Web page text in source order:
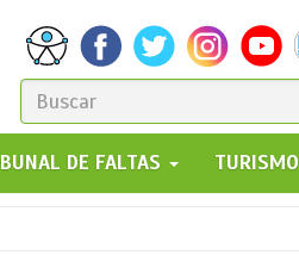
FORMULARIO
DE
BÚSQUEDA
GO!
DE FALTAS TURISMO